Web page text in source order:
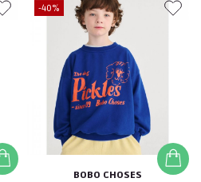
-40%
BOBO CHOSES